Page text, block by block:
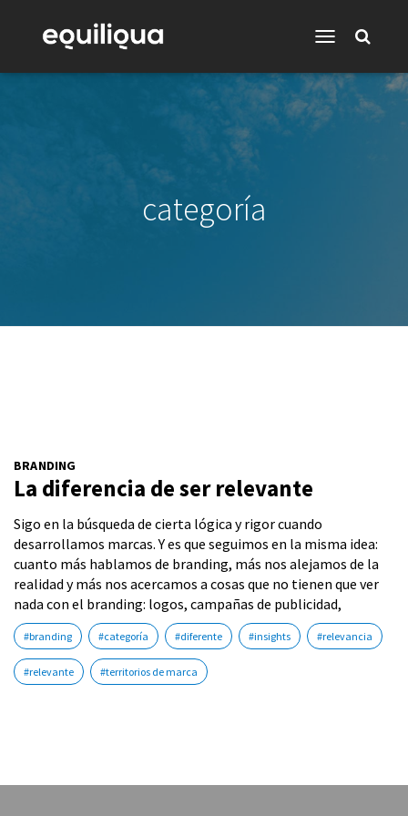
categoría
BRANDING
La diferencia de ser relevante
Sigo en la búsqueda de cierta lógica y rigor cuando
desarrollamos marcas. Y es que seguimos en la misma idea:
cuanto más hablamos de branding, más nos alejamos de la
realidad y más nos acercamos a cosas que no tienen que ver
nada con el branding: logos, campañas de publicidad,
#branding #categoría #diferente #insights #relevancia
#relevante #territorios de marca